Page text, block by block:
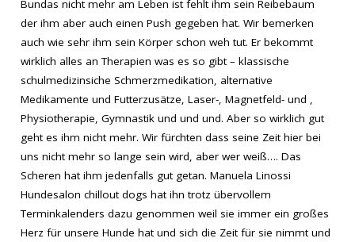
Bundas nicht mehr am Leben ist fehlt ihm sein Reibebaum
der ihm aber auch einen Push gegeben hat. Wir bemerken
auch wie sehr ihm sein Körper schon weh tut. Er bekommt
wirklich alles an Therapien was es so gibt – klassische
schulmedizinsiche Schmerzmedikation, alternative
Medikamente und Futterzusätze, Laser-, Magnetfeld- und ,
Physiotherapie, Gymnastik und und und. Aber so wirklich gut
geht es ihm nicht mehr. Wir fürchten dass seine Zeit hier bei
uns nicht mehr so lange sein wird, aber wer weiß…. Das
Scheren hat ihm jedenfalls gut getan. Manuela Linossi
Hundesalon chillout dogs hat ihn trotz übervollem
Terminkalenders dazu genommen weil sie immer ein großes
Herz für unsere Hunde hat und sich die Zeit für sie nimmt und